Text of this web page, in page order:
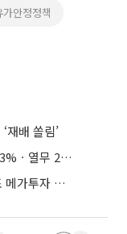
가안정정책
재배 쏠림’
생산부터 밥상까지 덮친 폭염…시금치 43%ㆍ열무 28% 급등
용인·호남 반도체 산단 ‘속도전’…1600조 메가투자 이행 총력